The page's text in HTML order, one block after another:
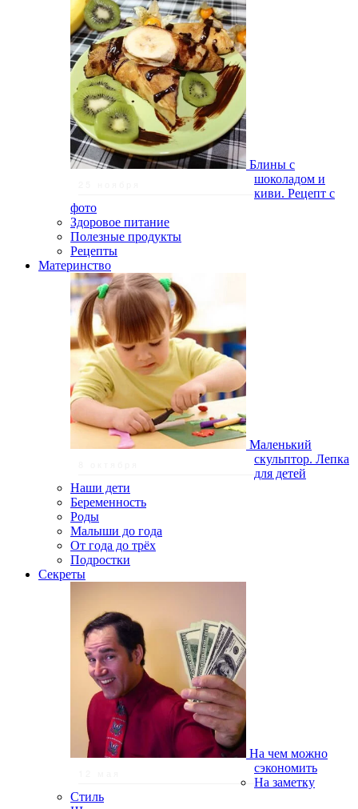
Блины с
шоколадом и
киви. Рецепт с
фото
Здоровое питание
Полезные продукты
Рецепты
Материнство
Маленький
скульптор. Лепка
для детей
Наши дети
Беременность
Роды
Малыши до года
От года до трёх
Подростки
Секреты
На чем можно
сэкономить
На заметку
Стиль